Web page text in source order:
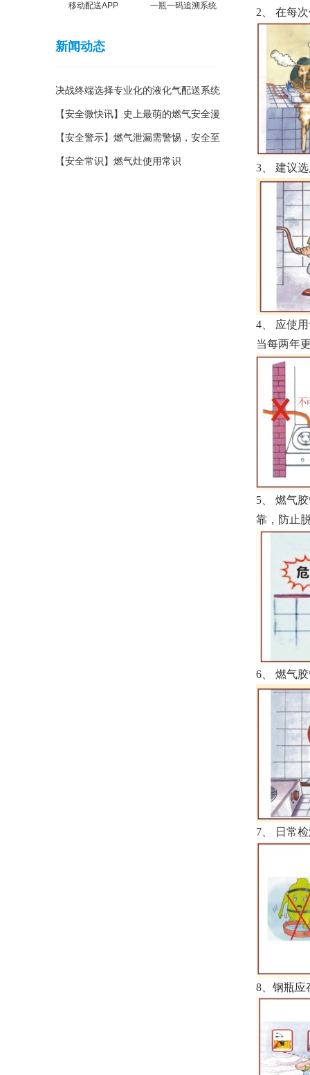
移动配送APP 一瓶一码追溯系统
新闻动态
决战终端选择专业化的液化气配送系统
【安全微快讯】史上最萌的燃气安全漫
画，居家必备
【安全警示】燃气泄漏需警惕，安全至
上您受益
【安全常识】燃气灶使用常识
2 、 在每
3 、 建议
4 、 应使
当每两年
5 、 燃气
靠，防止
6 、 燃气
7 、 日常
8 、钢瓶